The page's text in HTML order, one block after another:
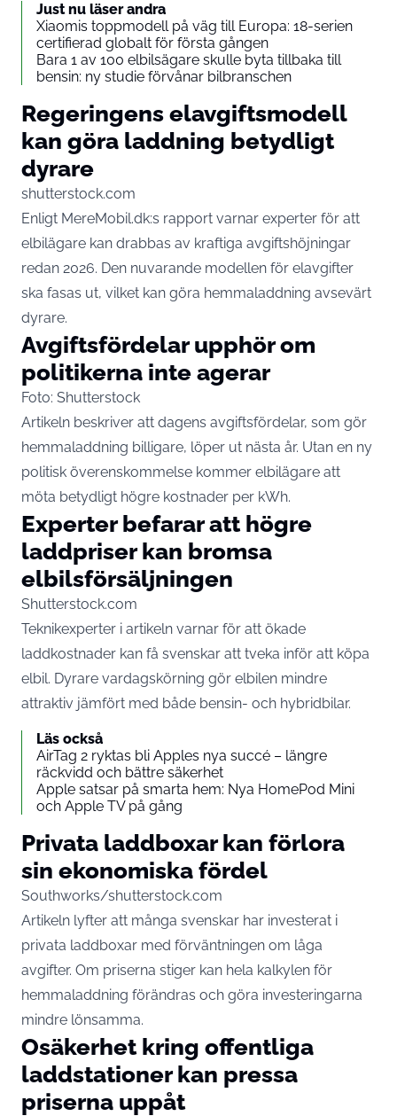
Just nu läser andra
Xiaomis toppmodell på väg till Europa: 18-serien
certifierad globalt för första gången
Bara 1 av 100 elbilsägare skulle byta tillbaka till
bensin: ny studie förvånar bilbranschen
Regeringens elavgiftsmodell
kan göra laddning betydligt
dyrare
shutterstock.com
Enligt MereMobil.dk:s rapport varnar experter för att
elbilägare kan drabbas av kraftiga avgiftshöjningar
redan 2026. Den nuvarande modellen för elavgifter
ska fasas ut, vilket kan göra hemmaladdning avsevärt
dyrare.
Avgiftsfördelar upphör om
politikerna inte agerar
Foto: Shutterstock
Artikeln beskriver att dagens avgiftsfördelar, som gör
hemmaladdning billigare, löper ut nästa år. Utan en ny
politisk överenskommelse kommer elbilägare att
möta betydligt högre kostnader per kWh.
Experter befarar att högre
laddpriser kan bromsa
elbilsförsäljningen
Shutterstock.com
Teknikexperter i artikeln varnar för att ökade
laddkostnader kan få svenskar att tveka inför att köpa
elbil. Dyrare vardagskörning gör elbilen mindre
attraktiv jämfört med både bensin- och hybridbilar.
Läs också
AirTag 2 ryktas bli Apples nya succé – längre
räckvidd och bättre säkerhet
Apple satsar på smarta hem: Nya HomePod Mini
och Apple TV på gång
Privata laddboxar kan förlora
sin ekonomiska fördel
Southworks/shutterstock.com
Artikeln lyfter att många svenskar har investerat i
privata laddboxar med förväntningen om låga
avgifter. Om priserna stiger kan hela kalkylen för
hemmaladdning förändras och göra investeringarna
mindre lönsamma.
Osäkerhet kring offentliga
laddstationer kan pressa
priserna uppåt